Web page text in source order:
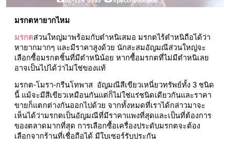
มรกตหายากไหม
มรกตส่วนใหญ่มาพร้อมกับตำหนิเสมอ มรกตไร้ตำหนิถือได้ว่า
หายากมากๆ และมีราคาสูงด้วย นักสะสมอัญมณีส่วนใหญ่จะ
เลือกซื้อมรกตชิ้นที่มีตำหนิน้อย หากซื้อมรกตที่ไม่มีตำหนิเลย
อาจเป็นไปได้ว่าไม่ใช่ของแท้
มรกต-โมรา-กรีนโทพาส  อัญมณีสีเขียวเหนี่ยวทรัพย์ทั้ง 3 ชนิด
นี้ แม้จะมีสีเขียวเหมือนกันแต่ก็ไม่ใช่แร่ชนิดเดียวกันและราคา
ขายก็แตกต่างกันออกไปด้วย จากทั้งหมดที่เราได้กล่าวมาจะ
เห็นได้ว่ามรกตเป็นอัญมณีที่มีราคาแพงที่สุดและเป็นที่ต้องการ
ของตลาดมากที่สุด การเลือกซื้อเครื่องประดับมรกตจะต้อง
เลือกจากร้านที่เชื่อถือได้ มีใบเซอร์รับประกัน